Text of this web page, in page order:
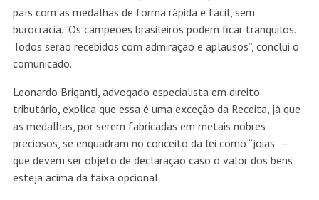
país com as medalhas de forma rápida e fácil, sem
burocracia. “Os campeões brasileiros podem ficar tranquilos.
Todos serão recebidos com admiração e aplausos”, conclui o
comunicado.
Leonardo Briganti, advogado especialista em direito
tributário, explica que essa é uma exceção da Receita, já que
as medalhas, por serem fabricadas em metais nobres
preciosos, se enquadram no conceito da lei como “joias” –
que devem ser objeto de declaração caso o valor dos bens
esteja acima da faixa opcional.